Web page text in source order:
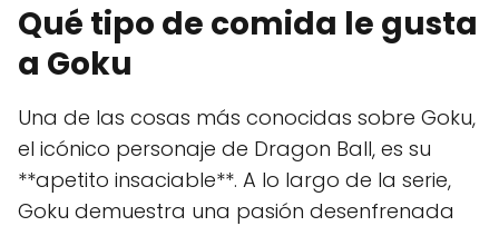
Qué tipo de comida le gusta
a Goku
Una de las cosas más conocidas sobre Goku,
el icónico personaje de Dragon Ball, es su
**apetito insaciable**. A lo largo de la serie,
Goku demuestra una pasión desenfrenada